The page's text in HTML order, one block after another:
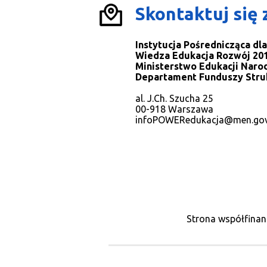
Skontaktuj się
Instytucja Pośrednicząca
Wiedza Edukacja Rozwój
Ministerstwo Edukacji
Departament Funduszy
al. J.Ch. Szucha 25
00-918 Warszawa
Strona